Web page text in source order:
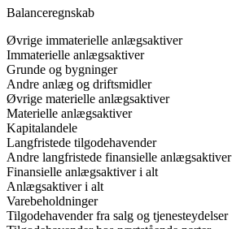
Balanceregnskab
Øvrige immaterielle anlægsaktiver
Immaterielle anlægsaktiver
Grunde og bygninger
Andre anlæg og driftsmidler
Øvrige materielle anlægsaktiver
Materielle anlægsaktiver
Kapitalandele
Langfristede tilgodehavender
Andre langfristede finansielle anlægsaktiver
Finansielle anlægsaktiver i alt
Anlægsaktiver i alt
Varebeholdninger
Tilgodehavender fra salg og tjenesteydelser